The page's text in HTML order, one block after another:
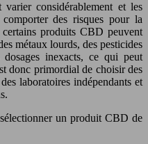
considérablement et les
des risques pour la
produits CBD peuvent
métaux lourds, des pesticides
inexacts, ce qui peut
donc primordial de choisir des
laboratoires indépendants et
un produit CBD de